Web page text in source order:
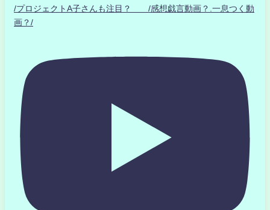
/プロジェクトA子さんも注目？ /感想戯言動画？.一息つく動
画？/